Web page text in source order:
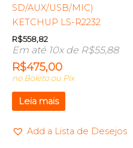
SD/AUX/USB/MIC)
KETCHUP LS-R2232
R$558,82
Em até 10x de R$55,88
R$475,00
no Boleto ou Pix
Leia mais
Add a Lista de Desejos